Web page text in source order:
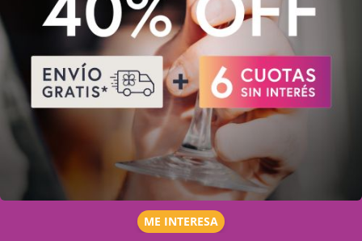
ME INTERESA